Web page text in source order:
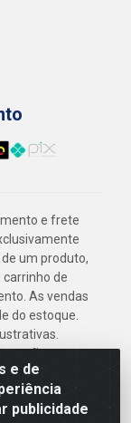
e de
publicidade
e frete
um produto,
carrinho de
As vendas
do estoque.
em